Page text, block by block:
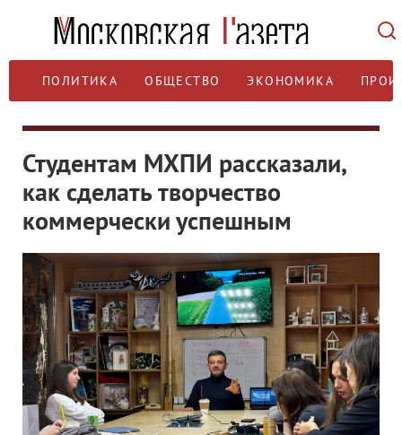
ПОЛИТИКА ОБЩЕСТВО ЭКОНОМИКА
Студентам МХПИ рассказали,
как сделать творчество
коммерчески успешным